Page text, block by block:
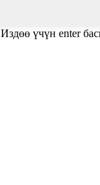
Издөө үчүн enter